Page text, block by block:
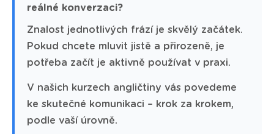
reálné konverzaci?
Znalost jednotlivých frází je skvělý začátek.
Pokud chcete mluvit jistě a přirozeně, je
potřeba začít je aktivně používat v praxi.
V našich kurzech angličtiny vás povedeme
ke skutečné komunikaci – krok za krokem,
podle vaší úrovně.